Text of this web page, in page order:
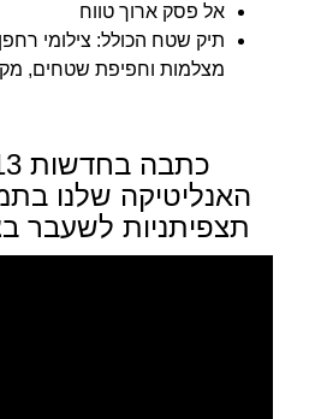
אל פסק ארוך טווח
תיק שטח הכולל: צילומי
מצלמות וחפיפת שטחים,
האנליטיקה שלנו
תצפיתניות לשעבר